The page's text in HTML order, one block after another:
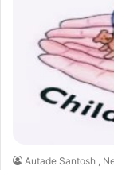
Autade Santosh ,